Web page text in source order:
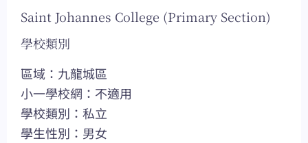
Saint Johannes College (Primary Section)
學校類別
區域：九龍城區
小一學校網：不適用
學校類別：私立
學生性別：男女